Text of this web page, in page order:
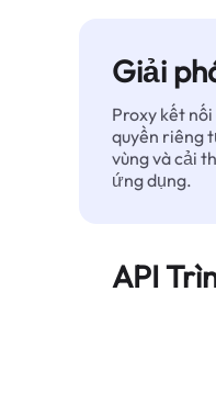
Giải
Proxy kết
quyền riêng
vùng và cải
ứng dụng.
API